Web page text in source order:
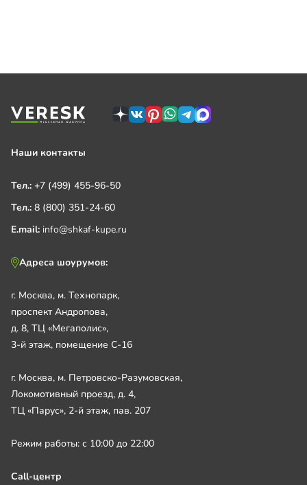
Наши контакты
Тел.: +7 (499) 455-96-50
Тел.: 8 (800) 351-24-60
E.mail: info@shkaf-kupe.ru
Адреса шоурумов:
г. Москва, м. Технопарк,
проспект Андропова,
д. 8, ТЦ «Мегаполис»,
3-й этаж, помещение С-16
г. Москва, м. Петровско-Разумовская,
Локомотивный проезд, д. 4,
ТЦ «Парус», 2-й этаж, пав. 207
Режим работы: с 10:00 до 22:00
Call-центр